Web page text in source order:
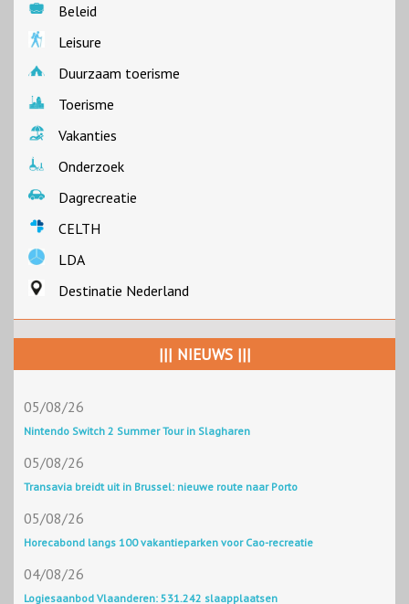
Beleid
Leisure
Duurzaam toerisme
Toerisme
Vakanties
Onderzoek
Dagrecreatie
CELTH
LDA
Destinatie Nederland
||| NIEUWS |||
05/08/26
Nintendo Switch 2 Summer Tour in Slagharen
05/08/26
Transavia breidt uit in Brussel: nieuwe route naar Porto
05/08/26
Horecabond langs 100 vakantieparken voor Cao-recreatie
04/08/26
Logiesaanbod Vlaanderen: 531.242 slaapplaatsen